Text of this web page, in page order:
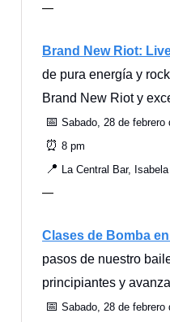
—
Brand New Riot:
de pura energía y
Brand New Riot y
📅 Sabado, 28 de febrero
⏰ 8 pm
📍 La Central Bar, Isabela
—
Clases de Bomba en
pasos de nuestro
principiantes y
📅 Sabado, 28 de febrero